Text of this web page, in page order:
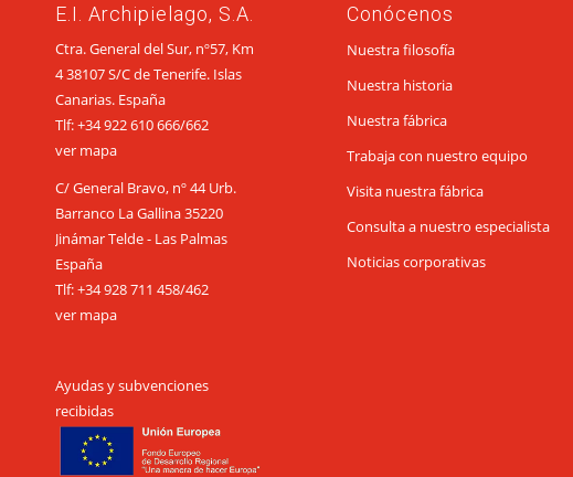
E.I. Archipielago, S.A.
Ctra. General del Sur, nº57, Km
4 38107 S/C de Tenerife. Islas
Canarias. España
Tlf:+34 922 610 666/662
ver mapa
C/ General Bravo, nº 44 Urb.
Barranco La Gallina 35220
Jinámar Telde - Las Palmas
España
Tlf:+34 928 711 458/462
ver mapa
Ayudas y subvenciones
recibidas
Conócenos
Nuestra filosofía
Nuestra historia
Nuestra fábrica
Trabaja con nuestro equipo
Visita nuestra fábrica
Consulta a nuestro especialista
Noticias corporativas